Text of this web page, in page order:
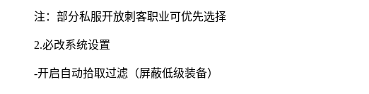
注：部分私服开放刺客职业可优先选择
2.必改系统设置
-开启自动拾取过滤（屏蔽低级装备）